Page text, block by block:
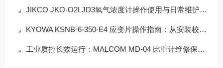
JIKCO JKO-O2LJD3氧气浓度计操作使用与日常维护规程
KYOWA KSNB-6-350-E4 应变片操作指南：从安装校准到工业场景稳定应用
工业质控长效运行：MALCOM MD-04 比重计维修保养实操技术解析